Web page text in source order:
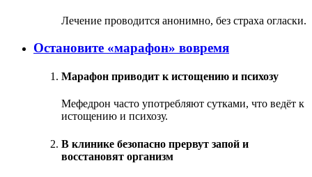
Лечение проводится анонимно, без страха огласки.
Остановите «марафон» вовремя
Марафон приводит к истощению и психозу
Мефедрон часто употребляют сутками, что ведёт к
истощению и психозу.
В клинике безопасно прервут запой и
восстановят организм